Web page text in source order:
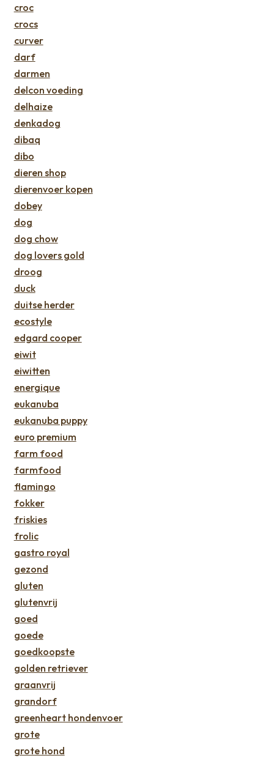
croc
crocs
curver
darf
darmen
delcon voeding
delhaize
denkadog
dibaq
dibo
dieren shop
dierenvoer kopen
dobey
dog
dog chow
dog lovers gold
droog
duck
duitse herder
ecostyle
edgard cooper
eiwit
eiwitten
energique
eukanuba
eukanuba puppy
euro premium
farm food
farmfood
flamingo
fokker
friskies
frolic
gastro royal
gezond
gluten
glutenvrij
goed
goede
goedkoopste
golden retriever
graanvrij
grandorf
greenheart hondenvoer
grote
grote hond